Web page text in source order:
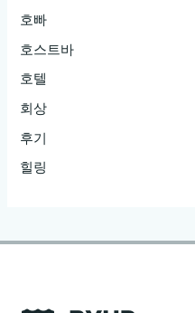
호빠
호스트바
호텔
회상
후기
힐링